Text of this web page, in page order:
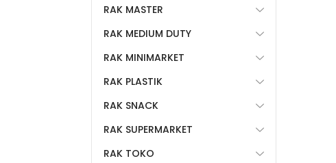
RAK MASTER
RAK MEDIUM DUTY
RAK MINIMARKET
RAK PLASTIK
RAK SNACK
RAK SUPERMARKET
RAK TOKO